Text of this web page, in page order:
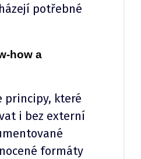
potřebné
how a
principy, které
i bez externí
formáty